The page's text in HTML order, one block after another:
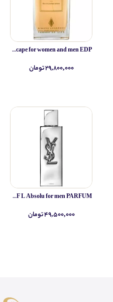
Simone Andreoli Tulum Junglescape for women and men EDP
۲۹,۸۰۰,۰۰۰ تومان
Yves Saint Laurent MYSLF L Absolu for men PARFUM
۴۹,۵۰۰,۰۰۰ تومان